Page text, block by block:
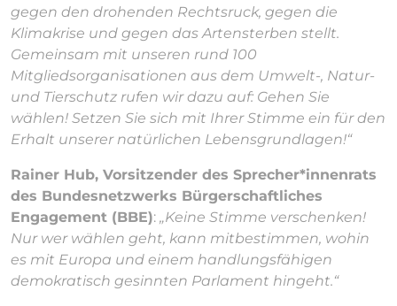
gegen den drohenden Rechtsruck, gegen die
Klimakrise und gegen das Artensterben stellt.
Gemeinsam mit unseren rund 100
Mitgliedsorganisationen aus dem Umwelt-, Natur-
und Tierschutz rufen wir dazu auf: Gehen Sie
wählen! Setzen Sie sich mit Ihrer Stimme ein für den
Erhalt unserer natürlichen Lebensgrundlagen!“
Rainer Hub, Vorsitzender des Sprecher*innenrats
des Bundesnetzwerks Bürgerschaftliches
Engagement (BBE): „Keine Stimme verschenken!
Nur wer wählen geht, kann mitbestimmen, wohin
es mit Europa und einem handlungsfähigen
demokratisch gesinnten Parlament hingeht.“